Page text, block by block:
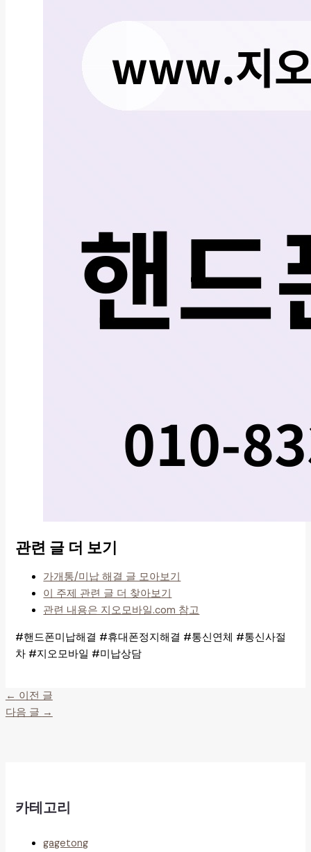
관련 글 더 보기
가개통/미납 해결 글 모아보기
이 주제 관련 글 더 찾아보기
관련 내용은 지오모바일.com 참고
#핸드폰미납해결 #휴대폰정지해결 #통신연체 #통신사절
차 #지오모바일 #미납상담
← 이전 글
다음 글 →
카테고리
gagetong